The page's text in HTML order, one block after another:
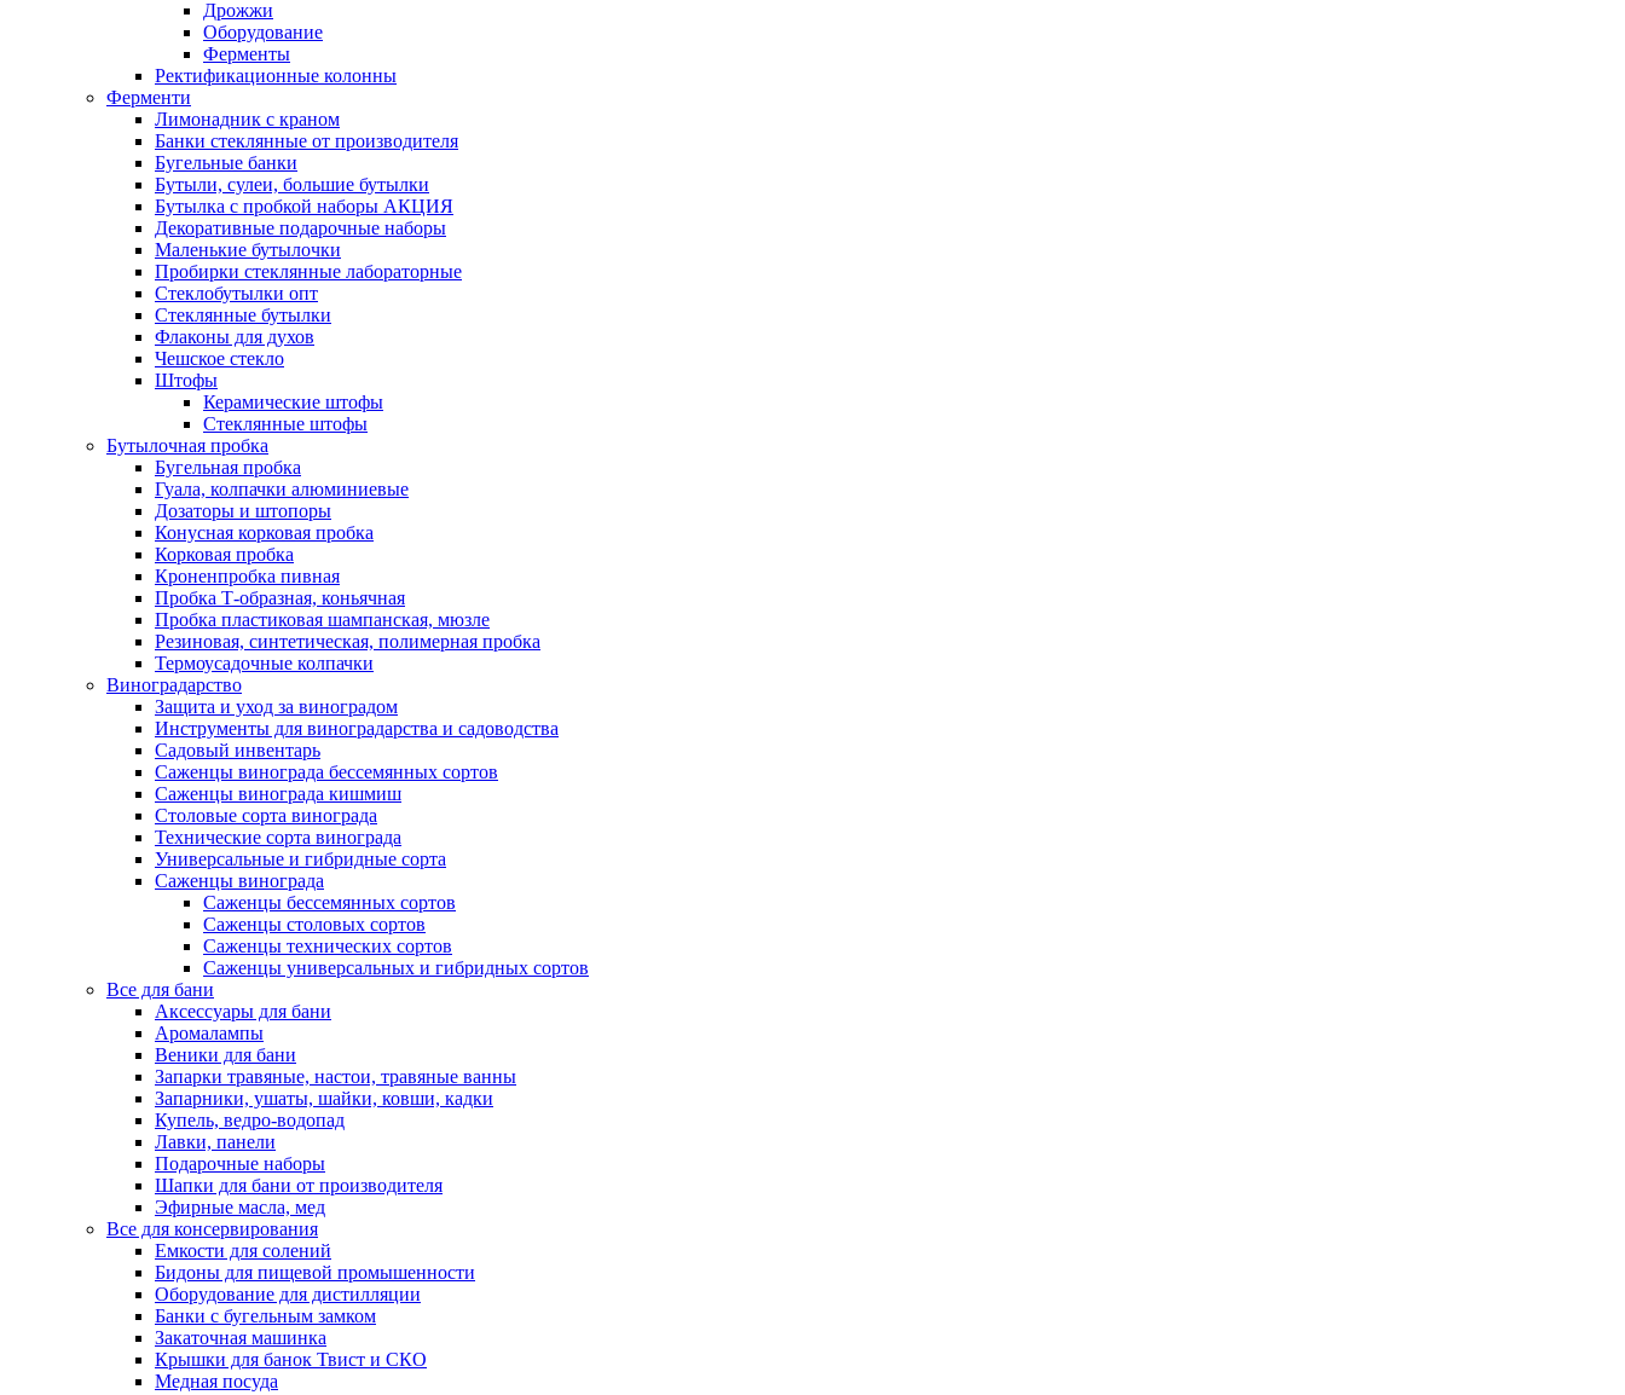
Дрожжи
Оборудование
Ферменты
Ректификационные колонны
Ферменти
Лимонадник с краном
Банки стеклянные от производителя
Бугельные банки
Бутыли, сулеи, большие бутылки
Бутылка с пробкой наборы АКЦИЯ
Декоративные подарочные наборы
Маленькие бутылочки
Пробирки стеклянные лабораторные
Стеклобутылки опт
Стеклянные бутылки
Флаконы для духов
Чешское стекло
Штофы
Керамические штофы
Стеклянные штофы
Бутылочная пробка
Бугельная пробка
Гуала, колпачки алюминиевые
Дозаторы и штопоры
Конусная корковая пробка
Корковая пробка
Кроненпробка пивная
Пробка Т-образная, коньячная
Пробка пластиковая шампанская, мюзле
Резиновая, синтетическая, полимерная пробка
Термоусадочные колпачки
Виноградарство
Защита и уход за виноградом
Инструменты для виноградарства и садоводства
Садовый инвентарь
Саженцы винограда бессемянных сортов
Саженцы винограда кишмиш
Столовые сорта винограда
Технические сорта винограда
Универсальные и гибридные сорта
Саженцы винограда
Саженцы бессемянных сортов
Саженцы столовых сортов
Саженцы технических сортов
Саженцы универсальных и гибридных сортов
Все для бани
Аксессуары для бани
Аромалампы
Веники для бани
Запарки травяные, настои, травяные ванны
Запарники, ушаты, шайки, ковши, кадки
Купель, ведро-водопад
Лавки, панели
Подарочные наборы
Шапки для бани от производителя
Эфирные масла, мед
Все для консервирования
Емкости для солений
Бидоны для пищевой промышенности
Оборудование для дистилляции
Банки с бугельным замком
Закаточная машинка
Крышки для банок Твист и СКО
Медная посуда